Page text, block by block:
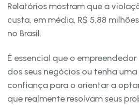
Relatórios mostram que a
custa, em média, R$ 5,88
no Brasil.
É essencial que o
dos seus negócios ou tenha
confiança para o orientar a
que realmente resolvam seus